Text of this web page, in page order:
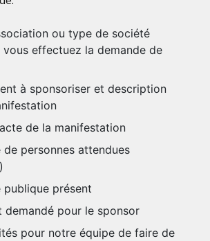
ou type de société
vous effectuez la demande de
à sponsoriser et description
de la manifestation
de personnes attendues
publique présent
demandé pour le sponsor
pour notre équipe de faire de